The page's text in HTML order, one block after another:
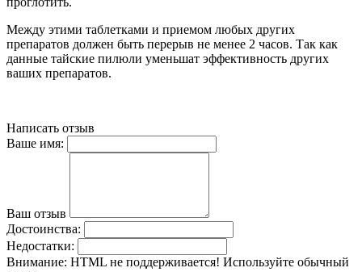
Между этими таблетками и приемом любых других
препаратов должен быть перерыв не менее 2 часов. Так как
данные тайские пилюли уменьшат эффективность других
ваших препаратов.
Написать отзыв
Ваше имя:
Ваш отзыв
Достоинства:
Недостатки:
Внимание: HTML не поддерживается! Используйте обычный